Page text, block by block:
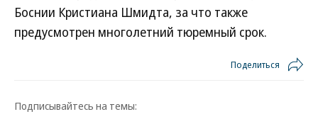
Боснии Кристиана Шмидта, за что также
предусмотрен многолетний тюремный срок.
Поделиться
Подписывайтесь на темы: